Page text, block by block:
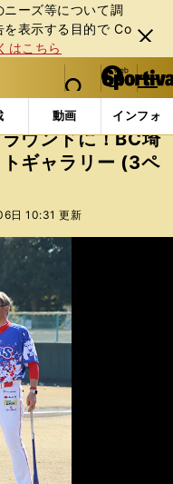
ーズ等について調
表⽰する⽬的で Co
はこちら
閉じ
る
web Sportiva (webスポルティーバ)
検索
マイペ
ー
ジ
メニュ
動画 インフォ
ォト トレンディエース
ウンドに！BC埼
ギャラリー (3ペ
日 10:31 更新
人＞＞